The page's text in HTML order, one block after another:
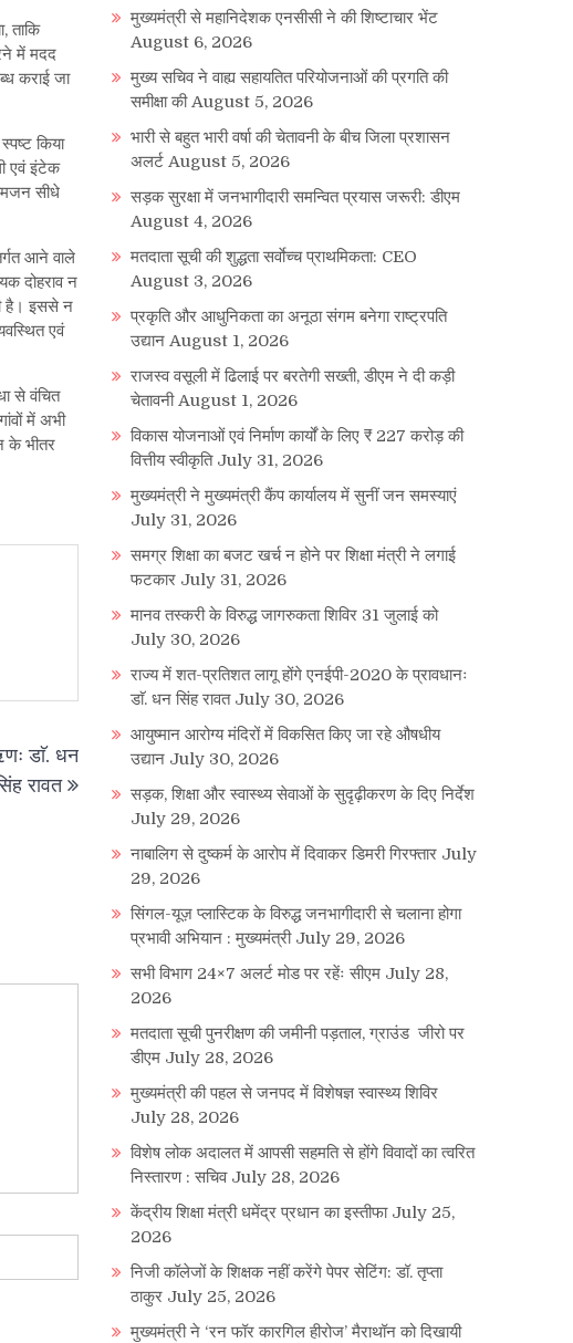
ताकि
में मदद
कराई जा
किया
एवं इंटेक
सीधे
आने वाले
दोहराव न
है। इससे न
एवं
से वंचित
में अभी
के भीतर
डाॅ. धन
रावत
मुख्यमंत्री से महानिदेशक एनसीसी ने की शिष्टाचार भेंट
August 6, 2026
मुख्य सचिव ने वाह्य सहायतित परियोजनाओं की प्रगति की
समीक्षा की August 5, 2026
भारी से बहुत भारी वर्षा की चेतावनी के बीच जिला प्रशासन
अलर्ट August 5, 2026
सड़क सुरक्षा में जनभागीदारी समन्वित प्रयास जरूरी: डीएम
August 4, 2026
मतदाता सूची की शुद्धता सर्वाेच्च प्राथमिकता: CEO
August 3, 2026
प्रकृति और आधुनिकता का अनूठा संगम बनेगा राष्ट्रपति
उद्यान August 1, 2026
राजस्व वसूली में ढिलाई पर बरतेगी सख्ती, डीएम ने दी कड़ी
चेतावनी August 1, 2026
विकास योजनाओं एवं निर्माण कार्यों के लिए ₹ 227 करोड़ की
वित्तीय स्वीकृति July 31, 2026
मुख्यमंत्री ने मुख्यमंत्री कैंप कार्यालय में सुनीं जन समस्याएं
July 31, 2026
समग्र शिक्षा का बजट खर्च न होने पर शिक्षा मंत्री ने लगाई
फटकार July 31, 2026
मानव तस्करी के विरुद्ध जागरुकता शिविर 31 जुलाई को
July 30, 2026
राज्य में शत-प्रतिशत लागू होंगे एनईपी-2020 के प्रावधानः
डाॅ. धन सिंह रावत July 30, 2026
आयुष्मान आरोग्य मंदिरों में विकसित किए जा रहे औषधीय
उद्यान July 30, 2026
सड़क, शिक्षा और स्वास्थ्य सेवाओं के सुदृढ़ीकरण के दिए निर्देश
July 29, 2026
नाबालिग से दुष्कर्म के आरोप में दिवाकर डिमरी गिरफ्तार July
29, 2026
सिंगल-यूज़ प्लास्टिक के विरुद्ध जनभागीदारी से चलाना होगा
प्रभावी अभियान : मुख्यमंत्री July 29, 2026
सभी विभाग 24×7 अलर्ट मोड पर रहेंः सीएम July 28,
2026
मतदाता सूची पुनरीक्षण की जमीनी पड़ताल, ग्राउंड जीरो पर
डीएम July 28, 2026
मुख्यमंत्री की पहल से जनपद में विशेषज्ञ स्वास्थ्य शिविर
July 28, 2026
विशेष लोक अदालत में आपसी सहमति से होंगे विवादों का त्वरित
निस्तारण : सचिव July 28, 2026
केंद्रीय शिक्षा मंत्री धमेंद्र प्रधान का इस्तीफा July 25,
2026
निजी कॉलेजों के शिक्षक नहीं करेंगे पेपर सेटिंग: डॉ. तृप्ता
ठाकुर July 25, 2026
मुख्यमंत्री ने ‘रन फॉर कारगिल हीरोज’ मैराथॉन को दिखायी